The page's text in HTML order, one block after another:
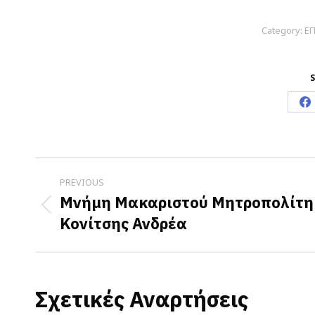
Category:
Post
navigation
PREVIOUS
Previous
post:
Μνήμη Μακαριστού Μητροπολίτη
Κονίτσης Ανδρέα
Σχετικές Αναρτήσεις